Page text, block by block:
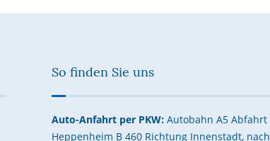
So finden Sie uns
Auto-Anfahrt per PKW:Autobahn A5 Abfahrt
Heppenheim B 460 Richtung Innenstadt, nach